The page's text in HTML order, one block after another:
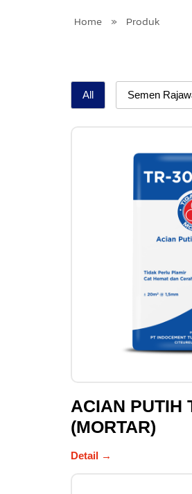
Home » Produk
All Semen
ACIAN PUTIH
(MORTAR)
Detail →